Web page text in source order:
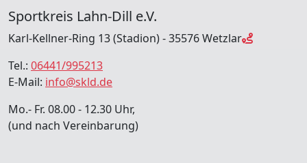
Sportkreis Lahn-Dill e.V.
Karl-Kellner-Ring 13 (Stadion) - 35576 Wetzlar
Tel.: 06441/995213
E-Mail: info@skld.de
Mo.- Fr. 08.00 - 12.30 Uhr,
(und nach Vereinbarung)